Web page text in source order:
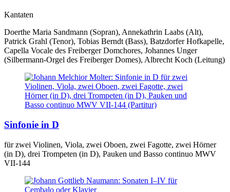
Kantaten
Doerthe Maria Sandmann (Sopran), Annekathrin Laabs (Alt),
Patrick Grahl (Tenor), Tobias Berndt (Bass), Batzdorfer Hofkapelle,
Capella Vocale des Freiberger Domchores, Johannes Unger
(Silbermann-Orgel des Freiberger Domes), Albrecht Koch (Leitung)
Sinfonie in D
für zwei Violinen, Viola, zwei Oboen, zwei Fagotte, zwei Hörner
(in D), drei Trompeten (in D), Pauken und Basso continuo MWV
VII-144